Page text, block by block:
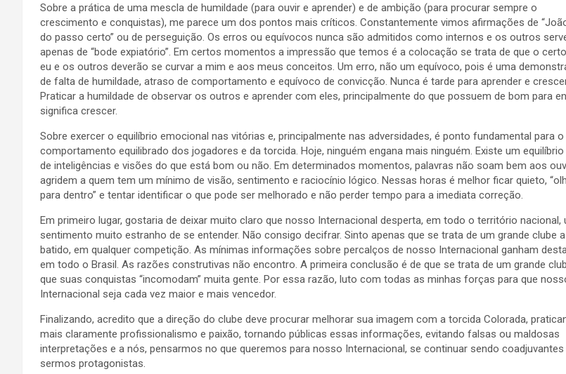
Sobre a prática de uma mescla de humildade (para ouvir e aprender) e de ambição (para procurar sempre o
crescimento e conquistas), me parece um dos pontos mais críticos. Constantemente vimos afirmações de
do passo certo” ou de perseguição. Os erros ou equívocos nunca são admitidos como internos e os outros
apenas de “bode expiatório”. Em certos momentos a impressão que temos é a colocação se trata de que o
eu e os outros deverão se curvar a mim e aos meus conceitos. Um erro, não um equívoco, pois é uma
de falta de humildade, atraso de comportamento e equívoco de convicção. Nunca é tarde para aprender e
Praticar a humildade de observar os outros e aprender com eles, principalmente do que possuem de bom para
significa crescer.
Sobre exercer o equilíbrio emocional nas vitórias e, principalmente nas adversidades, é ponto fundamental para o
comportamento equilibrado dos jogadores e da torcida. Hoje, ninguém engana mais ninguém. Existe um
de inteligências e visões do que está bom ou não. Em determinados momentos, palavras não soam bem aos
agridem a quem tem um mínimo de visão, sentimento e raciocínio lógico. Nessas horas é melhor ficar quieto,
para dentro” e tentar identificar o que pode ser melhorado e não perder tempo para a imediata correção.
Em primeiro lugar, gostaria de deixar muito claro que nosso Internacional desperta, em todo o território nacional,
sentimento muito estranho de se entender. Não consigo decifrar. Sinto apenas que se trata de um grande clube
batido, em qualquer competição. As mínimas informações sobre percalços de nosso Internacional ganham
em todo o Brasil. As razões construtivas não encontro. A primeira conclusão é de que se trata de um grande
que suas conquistas “incomodam” muita gente. Por essa razão, luto com todas as minhas forças para que
Internacional seja cada vez maior e mais vencedor.
Finalizando, acredito que a direção do clube deve procurar melhorar sua imagem com a torcida Colorada,
mais claramente profissionalismo e paixão, tornando públicas essas informações, evitando falsas ou maldosas
interpretações e a nós, pensarmos no que queremos para nosso Internacional, se continuar sendo coadjuvantes
sermos protagonistas.